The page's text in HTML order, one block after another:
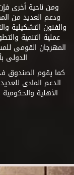
ومن ناحية أخرى
ودعم العديد من
والفنون التشكيلية
عملية التنمية
المهرجان القومى
الدولى
كما يقوم الصندوق
الدعم المادى
الأهلية